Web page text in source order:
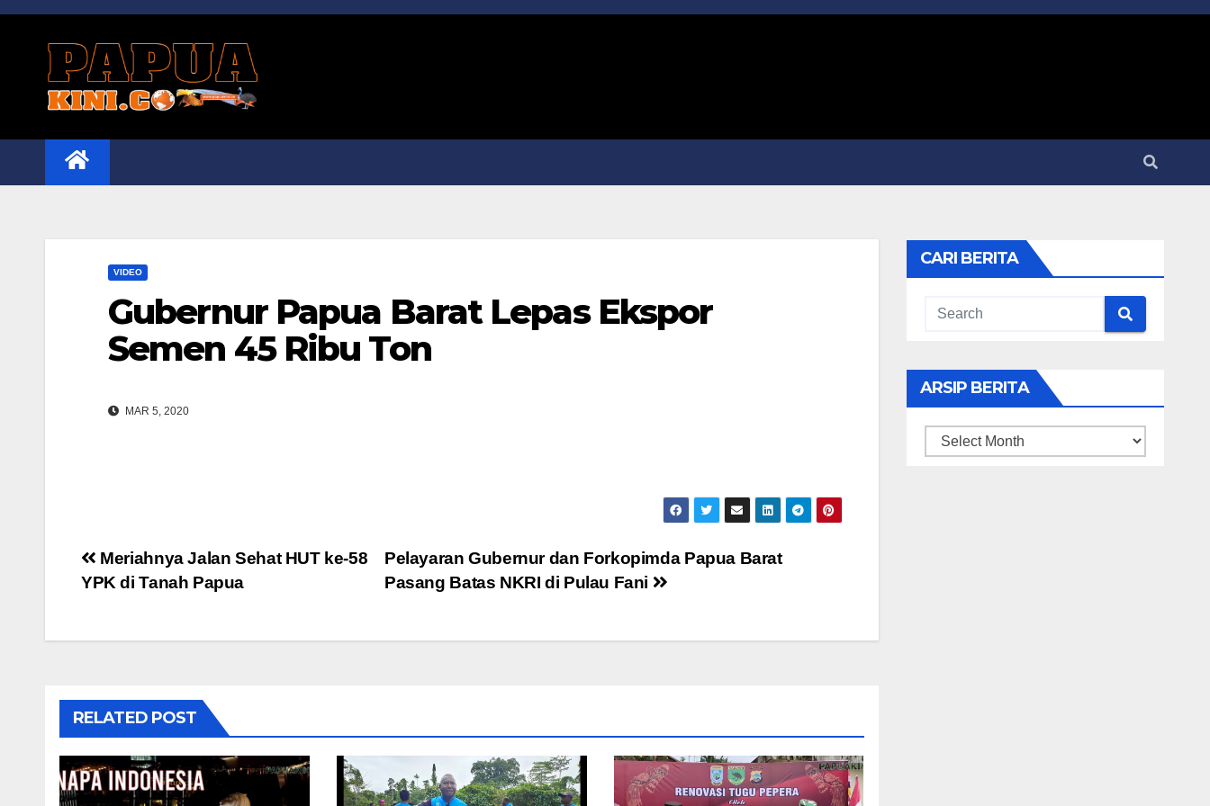
Skip
VIDEO
Gubernur Papua Barat Lepas Ekspor
Semen 45 Ribu Ton
MAR 5, 2020
Post
navigation
Pelayaran Gubernur dan Forkopimda Papua Barat
Pasang Batas NKRI di Pulau Fani
Meriahnya Jalan Sehat HUT ke-58
YPK di Tanah Papua
RELATED POST
CARI BERITA
ARSIP BERITA
ARSIP